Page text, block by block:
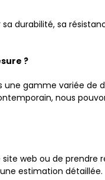
durabilité, sa
?
une gamme variée de
nous
web ou de prendre
estimation détaillée.